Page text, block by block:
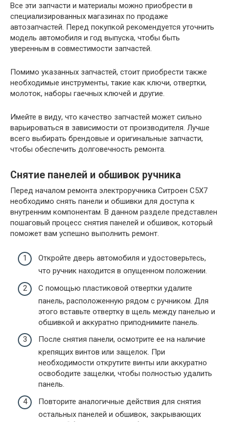
Все эти запчасти и материалы можно приобрести в
специализированных магазинах по продаже
автозапчастей. Перед покупкой рекомендуется уточнить
модель автомобиля и год выпуска, чтобы быть
уверенным в совместимости запчастей.
Помимо указанных запчастей, стоит приобрести также
необходимые инструменты, такие как ключи, отвертки,
молоток, наборы гаечных ключей и другие.
Имейте в виду, что качество запчастей может сильно
варьироваться в зависимости от производителя. Лучше
всего выбирать брендовые и оригинальные запчасти,
чтобы обеспечить долговечность ремонта.
Снятие панелей и обшивок ручника
Перед началом ремонта электроручника Ситроен С5Х7
необходимо снять панели и обшивки для доступа к
внутренним компонентам. В данном разделе представлен
пошаговый процесс снятия панелей и обшивок, который
поможет вам успешно выполнить ремонт.
Откройте дверь автомобиля и удостоверьтесь,
что ручник находится в опущенном положении.
С помощью пластиковой отвертки удалите
панель, расположенную рядом с ручником. Для
этого вставьте отвертку в щель между панелью и
обшивкой и аккуратно приподнимите панель.
После снятия панели, осмотрите ее на наличие
крепящих винтов или защелок. При
необходимости открутите винты или аккуратно
освободите защелки, чтобы полностью удалить
панель.
Повторите аналогичные действия для снятия
остальных панелей и обшивок, закрывающих